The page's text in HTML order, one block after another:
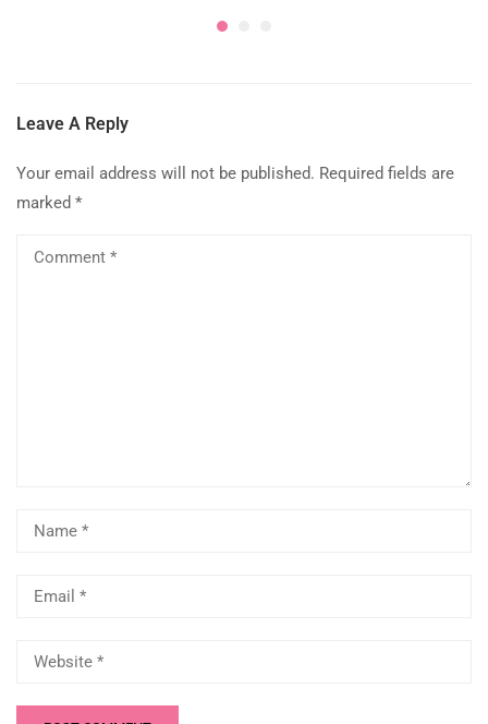
Leave A Reply
Your email address will not be published. Required fields are
marked *